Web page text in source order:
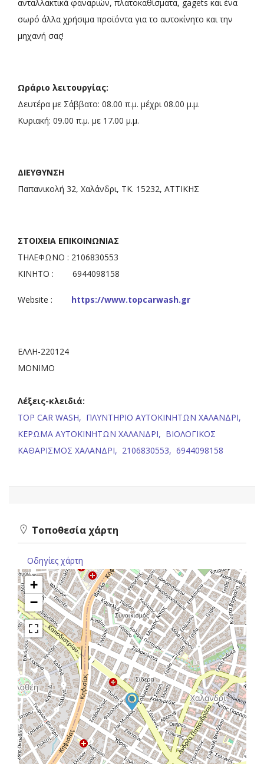
ανταλλακτικά φαναριών, πλατοκαθίσματα, gagets και ένα
σωρό άλλα χρήσιμα προϊόντα για το αυτοκίνητο και την
μηχανή σας!
Ωράριο λειτουργίας:
Δευτέρα με Σάββατο: 08.00 π.μ. μέχρι 08.00 μ.μ.
Κυριακή: 09.00 π.μ. με 17.00 μ.μ.
ΔΙΕΥΘΥΝΣΗ
Παπανικολή 32, Χαλάνδρι, ΤΚ. 15232, ΑΤΤΙΚΗΣ
ΣΤΟΙΧΕΙΑ ΕΠΙΚΟΙΝΩΝΙΑΣ
ΤΗΛΕΦΩΝΟ : 2106830553
ΚΙΝΗΤΟ : 6944098158
Website : https://www.topcarwash.gr
ΕΛΛΗ-220124
ΜΟΝΙΜΟ
Λέξεις-κλειδιά:
TOP CAR WASH, ΠΛΥΝΤΗΡΙΟ ΑΥΤΟΚΙΝΗΤΩΝ ΧΑΛΑΝΔΡΙ,
ΚΕΡΩΜΑ ΑΥΤΟΚΙΝΗΤΩΝ ΧΑΛΑΝΔΡΙ, ΒΙΟΛΟΓΙΚΟΣ
ΚΑΘΑΡΙΣΜΟΣ ΧΑΛΑΝΔΡΙ, 2106830553, 6944098158
Τοποθεσία χάρτη
Οδηγίες χάρτη
+
−